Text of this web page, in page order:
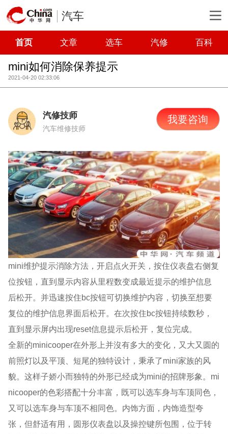
汽车
首页 文章 选车 汽修 百科
mini如何消除保养提示
2021-04-20 02:33:06
汽修技师
汽车维修技师
我要咨询
mini维护提示消除方法，开启点火开关，按住仪表盘右侧复
位按钮，直到显示内容从里程数变成最近提示的维护信息
后松开。并迅速按住bc按钮可切换维护内容，切换至想要
复位的维护信息界面后松开。在次按住bc按钮持续数秒，
直到显示屏内出现reset信息提示后松开，复位完成。
全新的minicooper在外形上并沒有多大的变化，又大又圆的
前照灯以及平顶、短尾的独特设计，秉承了mini家族的风
貌。这样子娇小而独特的外形已经成为mini的招牌形象。mi
nicooper的色彩搭配十分丰富，既可以选车身与车顶同色，
又可以选车身与车顶不相同色。内饰方面，内饰造型夸
张，但舒适有用，圆形仪表盘以及操控键所包围，位于转